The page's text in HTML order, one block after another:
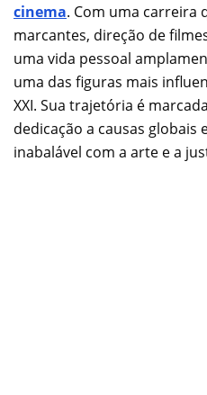
cinema. Com uma carreira
marcantes, direção de
uma vida pessoal
uma das figuras mais
XXI. Sua trajetória é
dedicação a causas globais
inabalável com a arte e a